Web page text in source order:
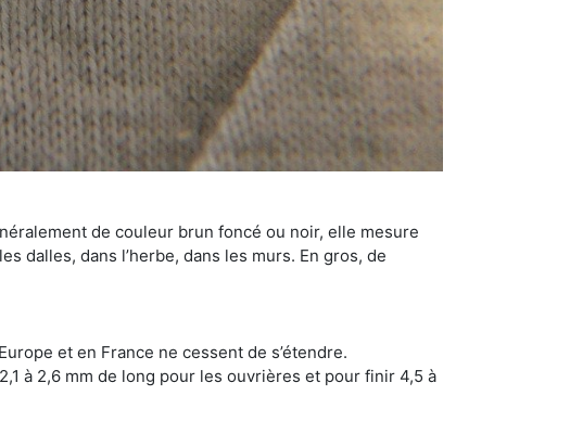
de couleur brun foncé ou noir, elle mesure
dalles, dans l’herbe, dans les murs. En gros, de
et en France ne cessent de s’étendre.
à 2,6 mm de long pour les ouvrières et pour finir 4,5 à